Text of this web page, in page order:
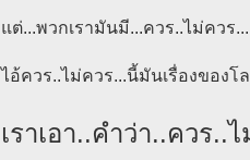
แต่...พวกเรามันมี...ควร..ไม่ควร
ไอ้ควร..ไม่ควร...นี้มันเรื่องของโ
เราเอา..คำว่า..ควร